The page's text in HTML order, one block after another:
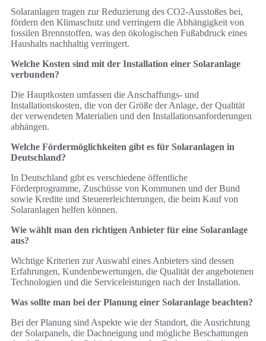
Solaranlagen tragen zur Reduzierung des CO2-Ausstoßes bei,
fördern den Klimaschutz und verringern die Abhängigkeit von
fossilen Brennstoffen, was den ökologischen Fußabdruck eines
Haushalts nachhaltig verringert.
Welche Kosten sind mit der Installation einer Solaranlage
verbunden?
Die Hauptkosten umfassen die Anschaffungs- und
Installationskosten, die von der Größe der Anlage, der Qualität
der verwendeten Materialien und den Installationsanforderungen
abhängen.
Welche Fördermöglichkeiten gibt es für Solaranlagen in
Deutschland?
In Deutschland gibt es verschiedene öffentliche
Förderprogramme, Zuschüsse von Kommunen und der Bund
sowie Kredite und Steuererleichterungen, die beim Kauf von
Solaranlagen helfen können.
Wie wählt man den richtigen Anbieter für eine Solaranlage
aus?
Wichtige Kriterien zur Auswahl eines Anbieters sind dessen
Erfahrungen, Kundenbewertungen, die Qualität der angebotenen
Technologien und die Serviceleistungen nach der Installation.
Was sollte man bei der Planung einer Solaranlage beachten?
Bei der Planung sind Aspekte wie der Standort, die Ausrichtung
der Solarpanels, die Dachneigung und mögliche Beschattungen